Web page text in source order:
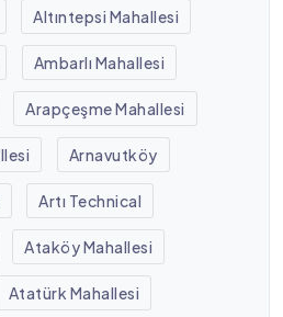
Altıntepsi Mahallesi
Ambarlı Mahallesi
Arapçeşme Mahallesi
Arnavutköy
Artı Technical
Ataköy Mahallesi
Atatürk Mahallesi